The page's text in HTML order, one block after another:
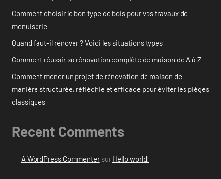
Comment choisir le bon type de bois pour vos travaux de
menuiserie
Quand faut-il rénover ? Voici les situations types
Comment réussir sa rénovation complète de maison de A à Z
Comment mener un projet de rénovation de maison de
manière structurée, réfléchie et efficace pour éviter les pièges
classiques
Recent Comments
A WordPress Commentersur Hello world!